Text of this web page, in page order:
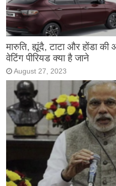
मारुति, ह्यूंदै, टाटा और होंडा
वेटिंग पीरियड क्या है जाने
August 27, 2023